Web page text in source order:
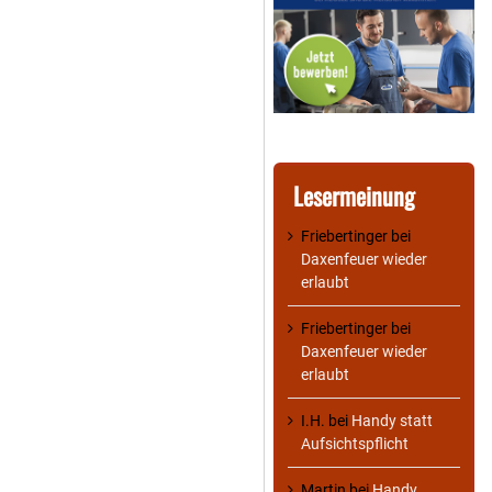
Lesermeinung
Friebertinger bei
Daxenfeuer wieder
erlaubt
Friebertinger bei
Daxenfeuer wieder
erlaubt
I.H. bei Handy statt
Aufsichtspflicht